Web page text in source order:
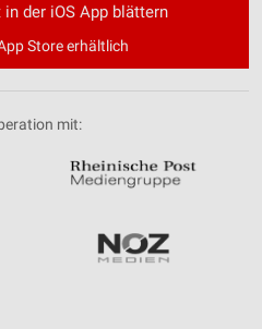
in der iOS App blättern
Store erhältlich
mit: